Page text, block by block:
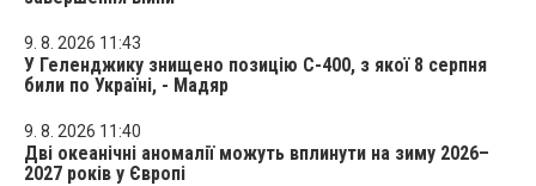
9. 8. 2026 11:43
У Геленджику знищено позицію С-400, з якої 8 серпня
били по Україні, - Мадяр
9. 8. 2026 11:40
Дві океанічні аномалії можуть вплинути на зиму 2026–
2027 років у Європі